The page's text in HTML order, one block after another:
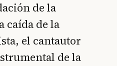
de la
caída de la
el cantautor
de la